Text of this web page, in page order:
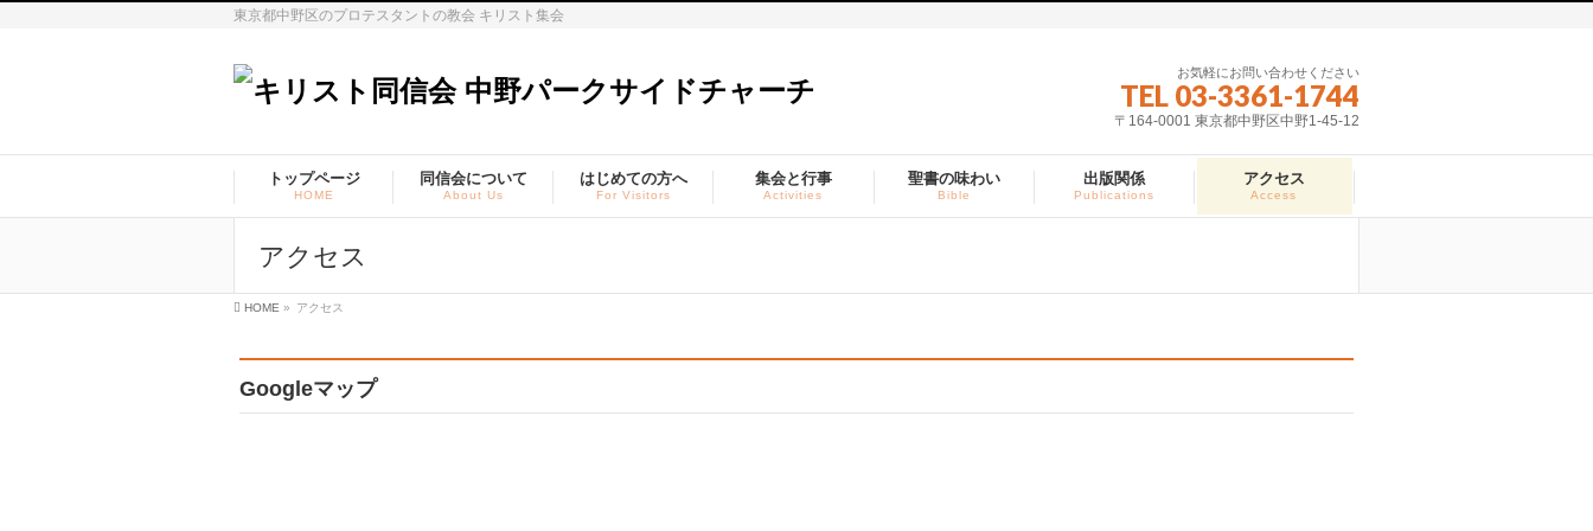
東京都中野区のプロテスタントの教会 キリスト集会
お気軽にお問い合わせください
TEL 03-3361-1744
〒164-0001 東京都中野区中野1-45-12
トップページ
HOME
同信会について
About Us
はじめての方へ
For Visitors
集会と行事
Activities
聖書の味わい
Bible
出版関係
Publications
アクセス
Access
アクセス
HOME » アクセス
Googleマップ